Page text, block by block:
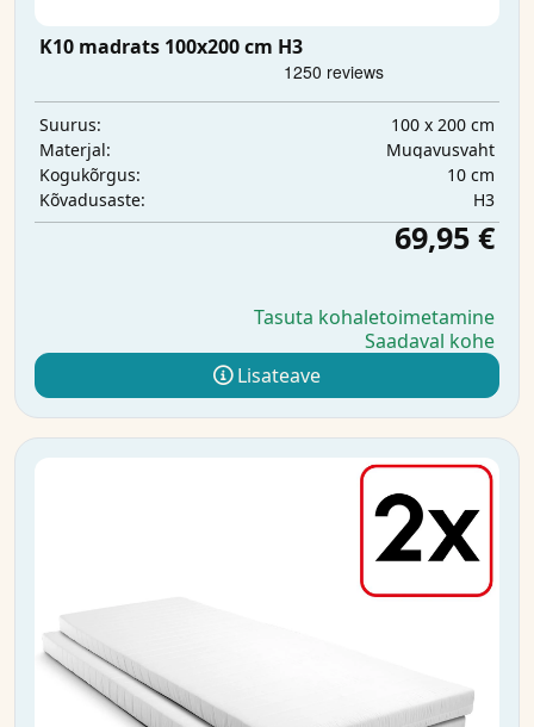
K10 madrats 100x200 cm H3
Suurus:
100 x 200 cm
Materjal:
Mugavusvaht
Kogukõrgus:
10 cm
Kõvadusaste:
H3
69,95 €
Tasuta kohaletoimetamine
Saadaval kohe
Lisateave